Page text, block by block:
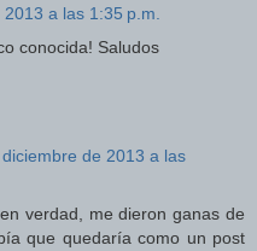
a las 1:35 p.m.
conocida! Saludos
de 2013 a las
verdad, me dieron ganas de
que quedaría como un post